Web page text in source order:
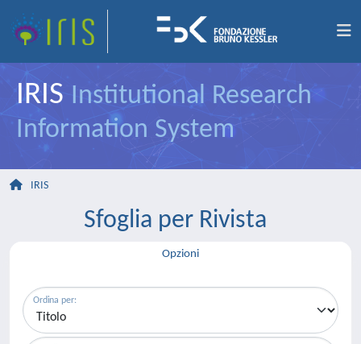
IRIS Institutional Research
Information System
IRIS
Sfoglia per Rivista
Opzioni
Ordina per: